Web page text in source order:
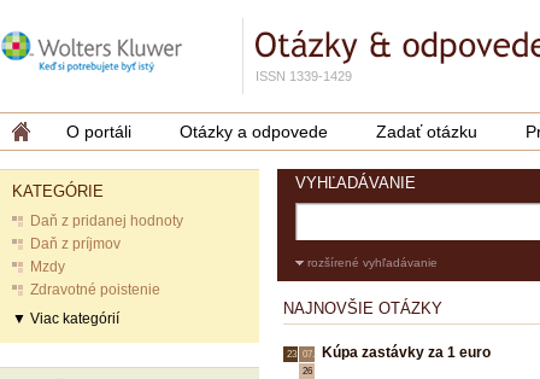
ISSN 1339-1429
O portáli Otázky a odpovede Zadať otázku
KATEGÓRIE
Daň z pridanej hodnoty
Daň z príjmov
Mzdy
Zdravotné poistenie
▼ Viac kategórií
VYHĽADÁVANIE
rozšírené vyhľadávanie
NAJNOVŠIE OTÁZKY
23. 07.
26
Kúpa zastávky za 1 euro